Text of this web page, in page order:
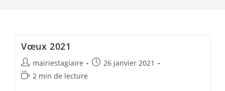
Vœux 2021
Auteur/autrice
de
mairiestagiaire
Publication
26 janvier 2021
Temps2 min de lecture